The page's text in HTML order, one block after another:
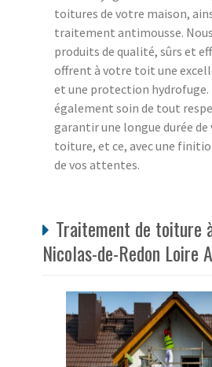
toitures de votre maison,
traitement antimousse.
produits de qualité, sûrs et
offrent à votre toit une
et une protection hydrofuge.
également soin de tout
garantir une longue durée de
toiture, et ce, avec une
de vos attentes.
Traitement de toiture
Nicolas-de-Redon Loire